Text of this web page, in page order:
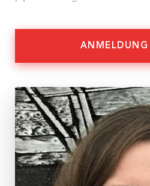
Partner:innen
Anmeldung &
Veranstaltungs-ID
WS 12/23